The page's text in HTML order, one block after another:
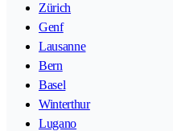
Zürich
Genf
Lausanne
Bern
Basel
Winterthur
Lugano